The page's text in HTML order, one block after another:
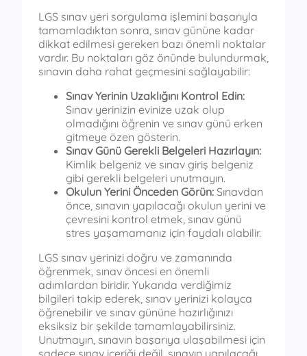
LGS sınav yeri sorgulama işlemini başarıyla
tamamladıktan sonra, sınav gününe kadar
dikkat edilmesi gereken bazı önemli noktalar
vardır. Bu noktaları göz önünde bulundurmak,
sınavın daha rahat geçmesini sağlayabilir:
Sınav Yerinin Uzaklığını Kontrol Edin:
Sınav yerinizin evinize uzak olup
olmadığını öğrenin ve sınav günü erken
gitmeye özen gösterin.
Sınav Günü Gerekli Belgeleri Hazırlayın:
Kimlik belgeniz ve sınav giriş belgeniz
gibi gerekli belgeleri unutmayın.
Okulun Yerini Önceden Görün: Sınavdan
önce, sınavın yapılacağı okulun yerini ve
çevresini kontrol etmek, sınav günü
stres yaşamamanız için faydalı olabilir.
LGS sınav yerinizi doğru ve zamanında
öğrenmek, sınav öncesi en önemli
adımlardan biridir. Yukarıda verdiğimiz
bilgileri takip ederek, sınav yerinizi kolayca
öğrenebilir ve sınav gününe hazırlığınızı
eksiksiz bir şekilde tamamlayabilirsiniz.
Unutmayın, sınavın başarıya ulaşabilmesi için